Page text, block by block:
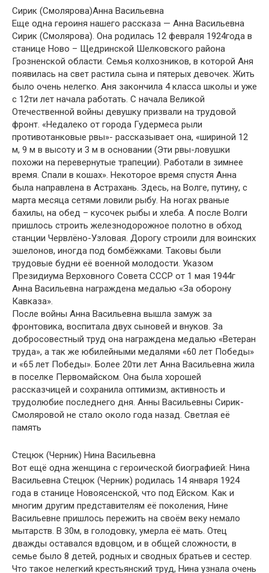
Сирик (Смолярова)Анна Васильевна
Еще одна героиня нашего рассказа — Анна Васильевна
Сирик (Смолярова). Она родилась 12 февраля 1924года в
станице Ново – Щедринской Шелковского района
Грозненской области. Семья колхозников, в которой Аня
появилась на свет растила сына и пятерых девочек. Жить
было очень нелегко. Аня закончила 4 класса школы и уже
с 12ти лет начала работать. С начала Великой
Отечественной войны девушку призвали на трудовой
фронт. «Недалеко от города Гудермеса рыли
противотанковые рвы»- рассказывает она, «шириной 12
м, 9 м в высоту и 3 м в основании (Эти рвы-ловушки
похожи на перевернутые трапеции). Работали в зимнее
время. Спали в кошах». Некоторое время спустя Анна
была направлена в Астрахань. Здесь, на Волге, путину, с
марта месяца сетями ловили рыбу. На ногах рваные
бахилы, на обед – кусочек рыбы и хлеба. А после Волги
пришлось строить железнодорожное полотно в обход
станции Червлёно-Узловая. Дорогу строили для воинских
эшелонов, иногда под бомбёжками. Таковы были
трудовые будни её военной молодости. Указом
Президиума Верховного Совета СССР от 1 мая 1944г
Анна Васильевна награждена медалью «За оборону
Кавказа».
После войны Анна Васильевна вышла замуж за
фронтовика, воспитала двух сыновей и внуков. За
добросовестный труд она награждена медалью «Ветеран
труда», а так же юбилейными медалями «60 лет Победы»
и «65 лет Победы». Более 20ти лет Анна Васильевна жила
в поселке Первомайском. Она была хорошей
рассказчицей и сохранила оптимизм, активность и
трудолюбие последнего дня. Анны Васильевны Сирик-
Смоляровой не стало около года назад. Светлая её
память
Стецюк (Черник) Нина Васильевна
Вот ещё одна женщина с героической биографией: Нина
Васильевна Стецюк (Черник) родилась 14 января 1924
года в станице Новоясенской, что под Ейском. Как и
многим другим представителям её поколения, Нине
Васильевне пришлось пережить на своём веку немало
мытарств. В 30м, в голодовку, умерла её мать. Отец
дважды оставался вдовцом, и в общей сложности, в
семье было 8 детей, родных и сводных братьев и сестер.
Что такое нелегкий крестьянский труд, Нина узнала очень